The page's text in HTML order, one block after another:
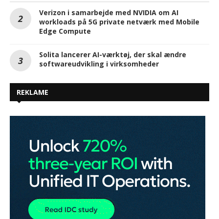
Verizon i samarbejde med NVIDIA om AI
workloads på 5G private netværk med Mobile
Edge Compute
Solita lancerer AI-værktøj, der skal ændre
softwareudvikling i virksomheder
REKLAME